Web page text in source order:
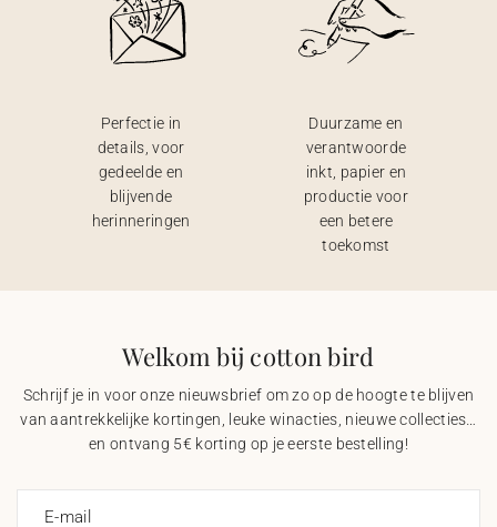
Perfectie in
details, voor
gedeelde en
blijvende
herinneringen
Duurzame en
verantwoorde
inkt, papier en
productie voor
een betere
toekomst
Welkom bij cotton bird
Schrijf je in voor onze nieuwsbrief om zo op de hoogte te blijven
van aantrekkelijke kortingen, leuke winacties, nieuwe collecties…
en ontvang 5€ korting op je eerste bestelling!
E-mail